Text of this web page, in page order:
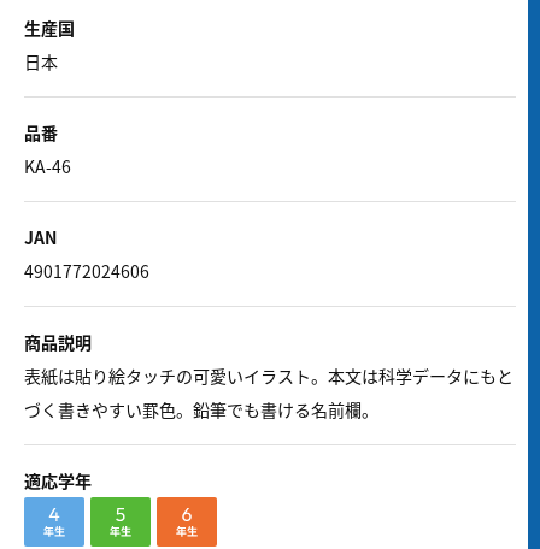
生産国
日本
品番
KA-46
JAN
4901772024606
商品説明
表紙は貼り絵タッチの可愛いイラスト。本文は科学データにもと
づく書きやすい罫色。鉛筆でも書ける名前欄。
適応学年